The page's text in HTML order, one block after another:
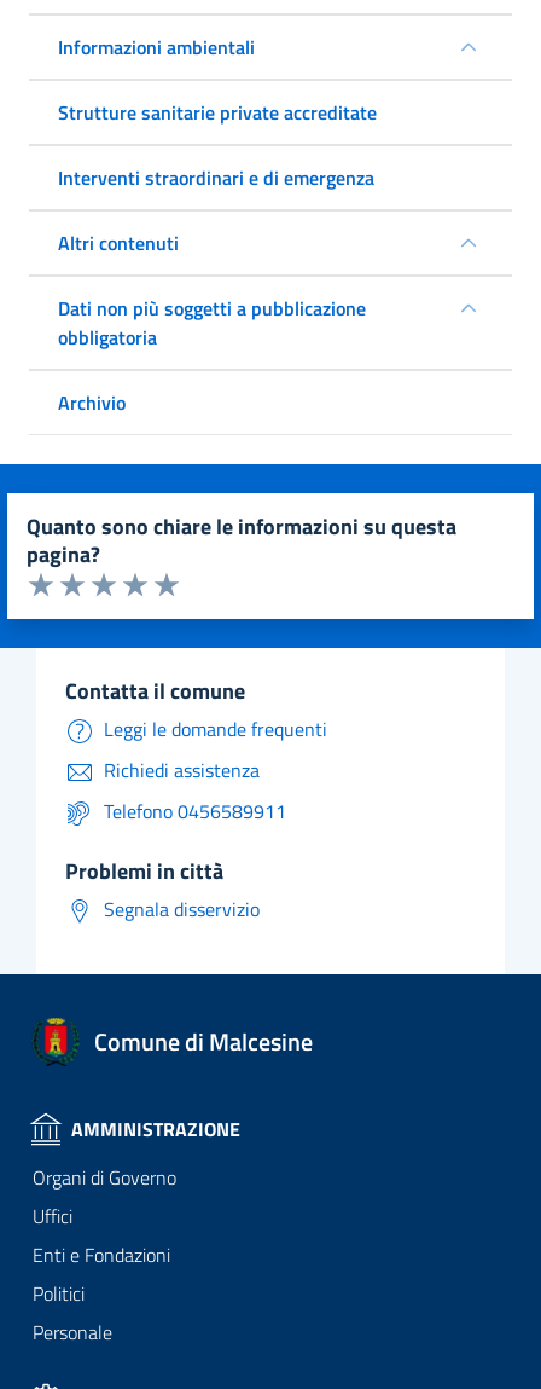
Informazioni ambientali
Strutture sanitarie private accreditate
Interventi straordinari e di emergenza
Altri contenuti
Dati non più soggetti a pubblicazione
obbligatoria
Archivio
quanto sono chiare le informazioni su questa
pagina?
Valuta da 1 a 5 stelle la pagina
Valuta 5 stelle su 5
Valuta 4 stelle su 5
Valuta 3 stelle su 5
Valuta 2 stelle su 5
Valuta 1 stelle su 5
contatta il comune
Leggi le domande frequenti
Richiedi assistenza
Telefono 0456589911
problemi in città
Segnala disservizio
Comune di Malcesine
AMMINISTRAZIONE
Organi di Governo
Uffici
Enti e Fondazioni
Politici
Personale